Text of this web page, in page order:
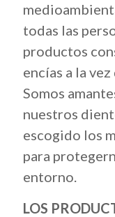
todas las
productos
encías a la
Somos
nuestros
escogido los
para
entorno.
LOS